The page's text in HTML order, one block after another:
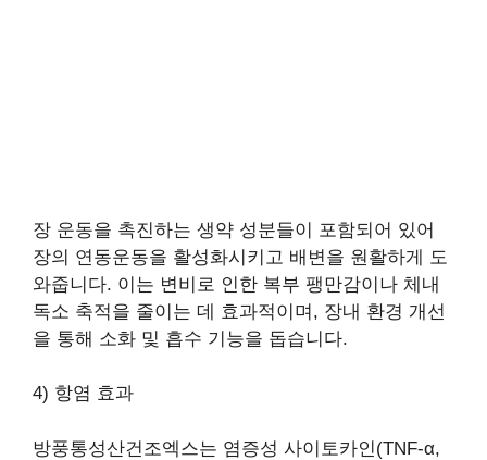
장 운동을 촉진하는 생약 성분들이 포함되어 있어
장의 연동운동을 활성화시키고 배변을 원활하게 도
와줍니다. 이는 변비로 인한 복부 팽만감이나 체내
독소 축적을 줄이는 데 효과적이며, 장내 환경 개선
을 통해 소화 및 흡수 기능을 돕습니다.
4) 항염 효과
방풍통성산건조엑스는 염증성 사이토카인(TNF-α,